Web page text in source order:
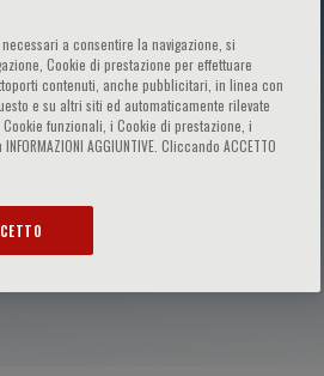
a consentire la navigazione, si
Cookie di prestazione per effettuare
contenuti, anche pubblicitari, in linea con
e su altri siti ed automaticamente rilevate
funzionali, i Cookie di prestazione, i
AGGIUNTIVE. Cliccando ACCETTO